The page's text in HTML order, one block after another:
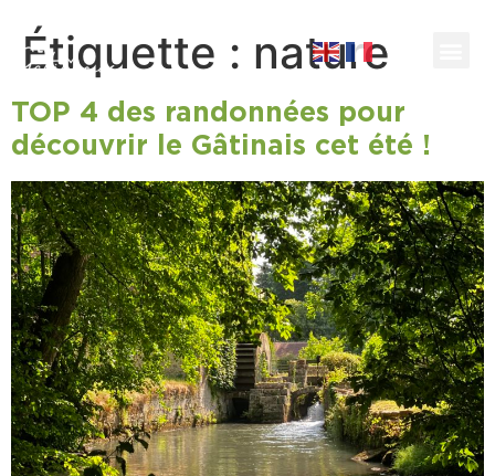
Étiquette : nature
TOP 4 des randonnées pour
découvrir le Gâtinais cet été !